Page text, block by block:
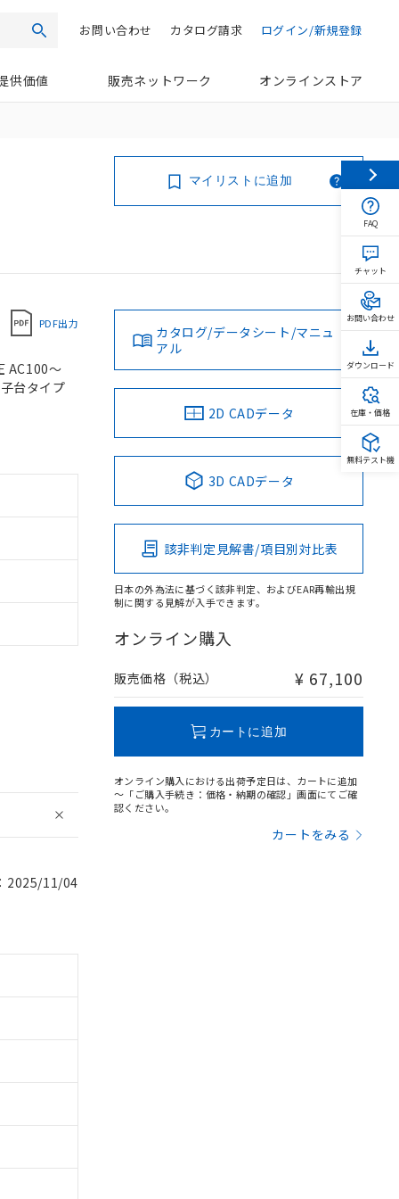
検索 ログイン/新規登録
カタログ請求
お問い合わせ
供価値 販売ネットワーク オンラインストア
マイリストに追加
PDF出力
AC100～
台タイプ
2025/11/04
カタログ/データシート/マニュ
アル
2D CADデータ
3D CADデータ
該非判定見解書/項目別対比表
日本の外為法に基づく該非判定、およびEAR再輸出規
制に関する見解が入手できます。
オンライン購入
販売価格（税込） ¥ 67,100
カートに追加
オンライン購入における出荷予定日は、カートに追加
～「ご購入手続き：価格・納期の確認」画面にてご確
認ください。
カートをみる
FAQ
チャット
お問い合わせ
ダウンロード
在庫・価格
無料テスト機